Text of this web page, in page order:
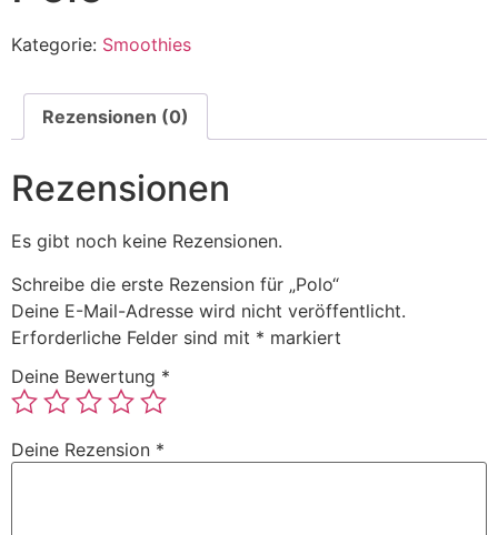
Kategorie: Smoothies
Rezensionen (0)
Rezensionen
Es gibt noch keine Rezensionen.
Schreibe die erste Rezension für „Polo“
Deine E-Mail-Adresse wird nicht veröffentlicht.
Erforderliche Felder sind mit * markiert
Deine Bewertung *
Deine Rezension *